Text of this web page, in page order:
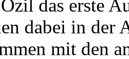
das erste
dabei in der
mit den